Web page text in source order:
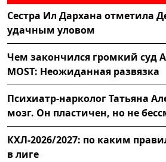
Сестра Ил Дархана отметила
удачным уловом
Чем закончился громкий суд
MOST: Неожиданная развязка
Психиатр-нарколог Татьяна
мозг. Он пластичен, но не
КХЛ-2026/2027: по каким
в лиге